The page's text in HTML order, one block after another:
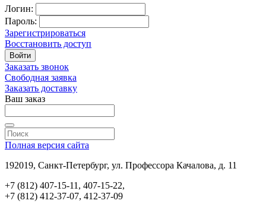
Логин:
Пароль:
Зарегистрироваться
Восстановить доступ
Войти
Заказать звонок
Свободная заявка
Заказать доставку
Ваш заказ
Полная версия сайта
192019, Санкт-Петербург, ул. Профессора Качалова, д. 11
+7 (812) 407-15-11, 407-15-22,
+7 (812) 412-37-07, 412-37-09